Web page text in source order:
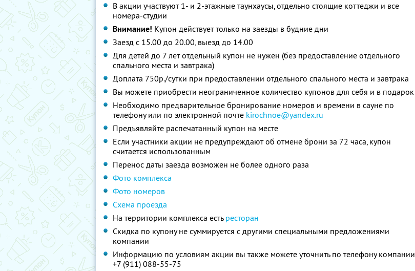
В акции участвуют 1- и 2-этажные таунхаусы, отдельно стоящие коттеджи и все
номера-студии
Внимание! Купон действует только на заезды в будние дни
Заезд с 15.00 до 20.00, выезд до 14.00
Для детей до 7 лет отдельный купон не нужен (без предоставление отдельного
спального места и завтрака)
Доплата 750р./сутки при предоставлении отдельного спального места и завтрака
Вы можете приобрести неограниченное количество купонов для себя и в подарок
Необходимо предварительное бронирование номеров и времени в сауне по
телефону или по электронной почте kirochnoe@yandex.ru
Предъявляйте распечатанный купон на месте
Если участники акции не предупреждают об отмене брони за 72 часа, купон
считается использованным
Перенос даты заезда возможен не более одного раза
Фото комплекса
Фото номеров
Схема проезда
На территории комплекса есть ресторан
Скидка по купону не суммируется с другими специальными предложениями
компании
Информацию по условиям акции вы также можете уточнить по телефону компании
+7 (911) 088-55-75